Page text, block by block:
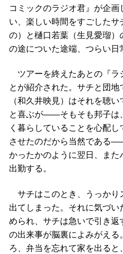
コミックのラジオ君』が企
い、楽しい時間をすごしたサ
の）と樋口若葉（生見愛瑠）
の途についた途端、つらい日
ツアーを終えたあとの『ラ
とが紹介された。サチと団
（和久井映見）はそれを聴
と喜ぶが――そもそも邦子は
く暮らしていることを心配
させたのだから当然である
かったかのように翌日、ま
出勤する。
サチはこのとき、うっかり
出てしまった。それに気づ
められ、サチは急いで引き
の出来事が脳裏によみがえる
ろ、弁当を忘れて家を出る